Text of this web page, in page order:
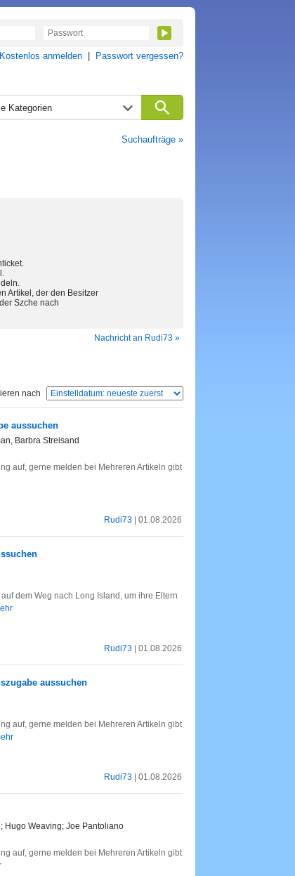
anmelden Passwort vergessen?
Kategorien
Suchaufträge »
Artikel, der den Besitzer
Szche nach
Nachricht an Rudi73 »
nach
aussuchen
Barbra Streisand
auf, gerne melden bei Mehreren Artikeln gibt
Rudi73 | 01.08.2026
dem Weg nach Long Island, um ihre Eltern
Rudi73 | 01.08.2026
aussuchen
auf, gerne melden bei Mehreren Artikeln gibt
Rudi73 | 01.08.2026
Hugo Weaving; Joe Pantoliano
auf, gerne melden bei Mehreren Artikeln gibt